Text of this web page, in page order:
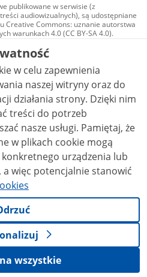
publikowane w serwisie (z
audiowizualnych), są udostępniane
Creative Commons: uznanie autorstwa
warunkach 4.0 (CC BY-SA 4.0).
w tym zdjęcia, materiały
udostępniane na licencji typu
uznanie autorstwa użycie
- bez utworów zależnych 4.0 (CC BY-
ile nie jest to stwierdzone inaczej.
w celu zapewnienia
naszej witryny oraz do
strony. Dzięki nim
treści do potrzeb
usługi. Pamiętaj, że
w plikach cookie mogą
urządzenia lub
więc potencjalnie stanowić
wszystkie